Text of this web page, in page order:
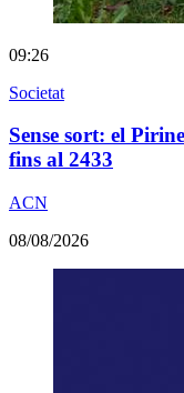
09:26
Societat
Sense sort: el
fins al 2433
ACN
08/08/2026